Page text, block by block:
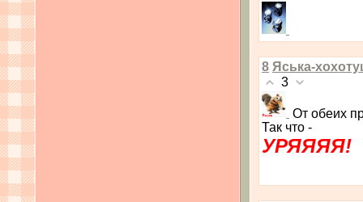
8 Яська-
3
От обеих
Так что -
УРЯЯЯЯ!